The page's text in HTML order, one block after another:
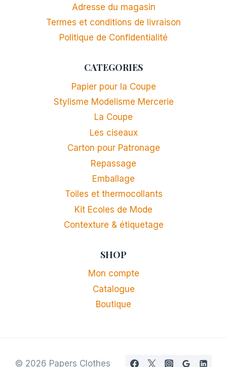
Adresse du magasin
Termes et conditions de livraison
Politique de Confidentialité
CATEGORIES
Papier pour la Coupe
Stylisme Modelisme Mercerie
La Coupe
Les ciseaux
Carton pour Patronage
Repassage
Emballage
Toiles et thermocollants
Kit Ecoles de Mode
Contexture & étiquetage
SHOP
Mon compte
Catalogue
Boutique
© 2026 Papers Clothes